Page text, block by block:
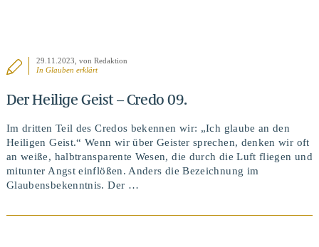
29.11.2023, von Redaktion
InGlauben erklärt
Der Heilige Geist – Credo 09.
Im dritten Teil des Credos bekennen wir: „Ich glaube an den
Heiligen Geist.“ Wenn wir über Geister sprechen, denken wir oft
an weiße, halbtransparente Wesen, die durch die Luft fliegen und
mitunter Angst einflößen. Anders die Bezeichnung im
Glaubensbekenntnis. Der …